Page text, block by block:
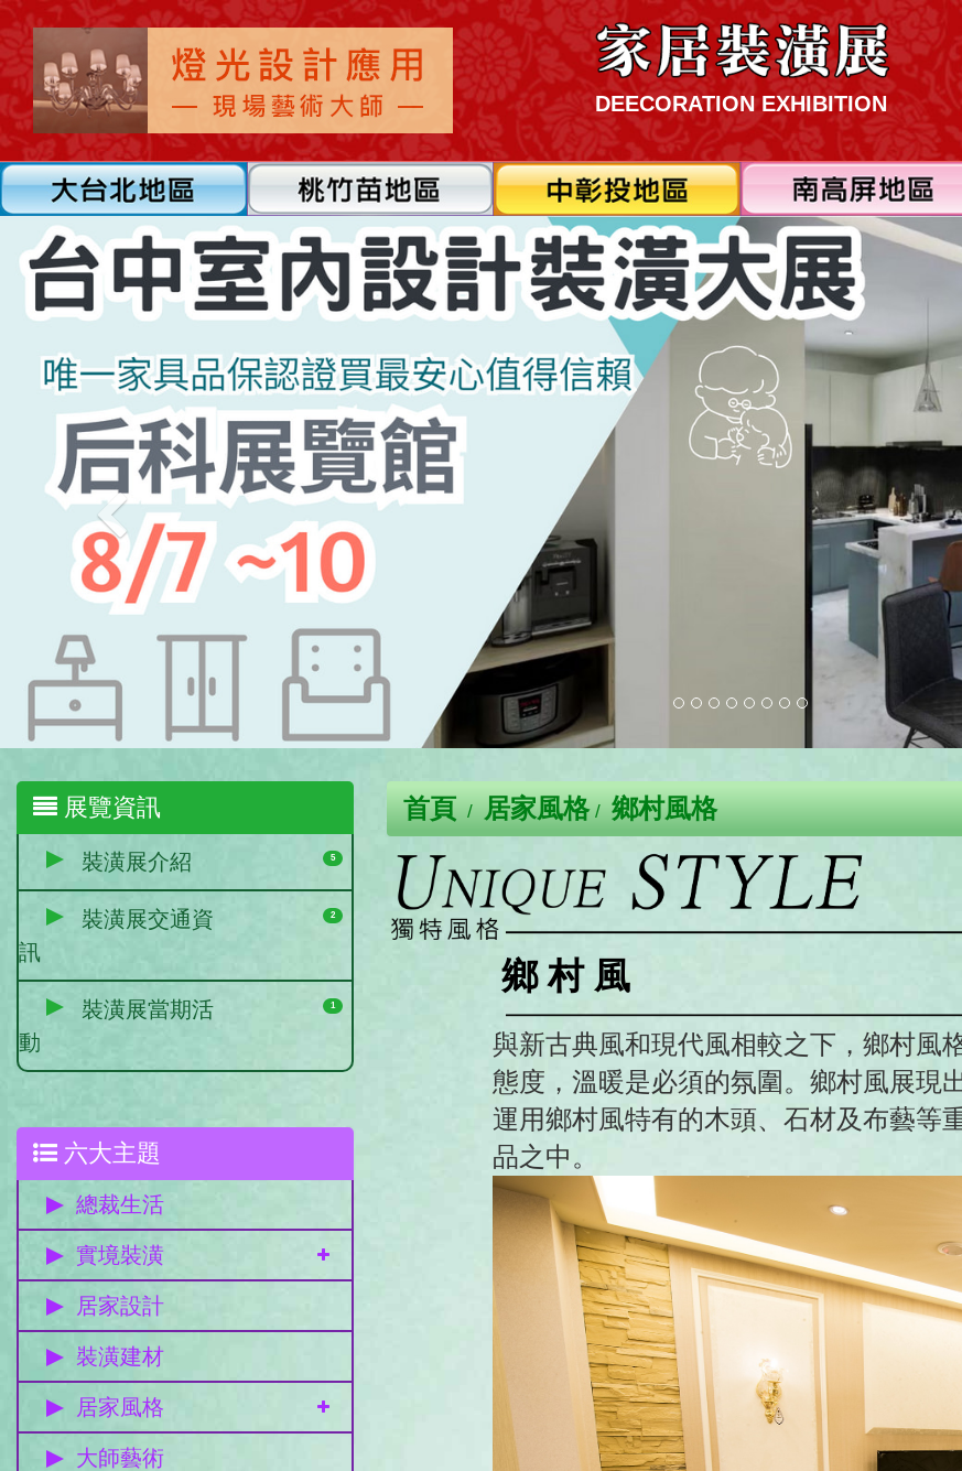
DEECORATION EXHIBITION
展覽資訊
裝潢展介紹 5
裝潢展交通資
訊
2
裝潢展當期活
動
1
六大主題
總裁生活
實境裝潢
居家設計
裝潢建材
居家風格
大師藝術
首頁 居家風格 鄉村風格
鄉 村 風
與新古典風和現代風相較之下，鄉村風
態度，溫暖是必須的氛圍。鄉村風展現
運用鄉村風特有的木頭、石材及布藝等
品之中。